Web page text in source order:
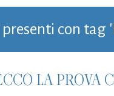
con tag
LA PROVA